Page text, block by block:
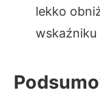
lekko
wskaźniku